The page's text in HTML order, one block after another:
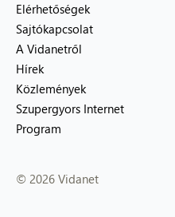
Elérhetőségek
Sajtókapcsolat
A Vidanetről
Hírek
Közlemények
Szupergyors Internet
Program
© 2026 Vidanet